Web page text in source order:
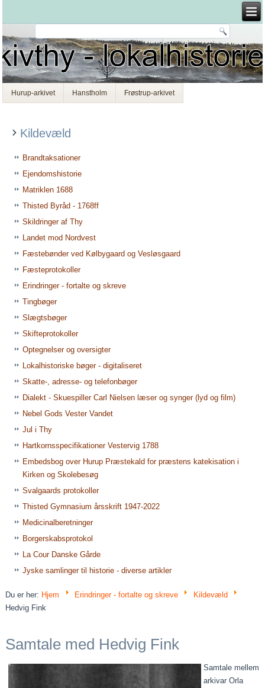
Hurup-arkivet Hanstholm Frøstrup-arkivet
Kildevæld
Brandtaksationer
Ejendomshistorie
Matriklen 1688
Thisted Byråd - 1768ff
Skildringer af Thy
Landet mod Nordvest
Fæstebønder ved Kølbygaard og Vesløsgaard
Fæsteprotokoller
Erindringer - fortalte og skreve
Tingbøger
Slægtsbøger
Skifteprotokoller
Optegnelser og oversigter
Lokalhistoriske bøger - digitaliseret
Skatte-, adresse- og telefonbøger
Dialekt - Skuespiller Carl Nielsen læser og synger (lyd og film)
Nebel Gods Vester Vandet
Jul i Thy
Hartkornsspecifikationer Vestervig 1788
Embedsbog over Hurup Præstekald for præstens katekisation i
Kirken og Skolebesøg
Svalgaards protokoller
Thisted Gymnasium årsskrift 1947-2022
Medicinalberetninger
Borgerskabsprotokol
La Cour Danske Gårde
Jyske samlinger til historie - diverse artikler
Du er her: Hjem Erindringer - fortalte og skreve
Kildevæld
Hedvig Fink
Samtale med Hedvig Fink
Samtale mellem
arkivar Orla